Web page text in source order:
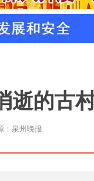
逝的古
：泉州晚报